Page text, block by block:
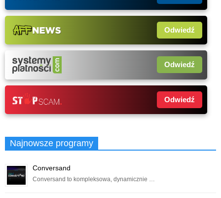
Odwiedź
Odwiedź
Odwiedź
Najnowsze programy
Conversand
Conversand to kompleksowa, dynamicznie …